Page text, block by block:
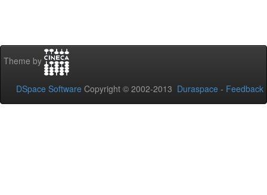
Theme by
DSpace Software Copyright © 2002-2013 Duraspace - Feedback